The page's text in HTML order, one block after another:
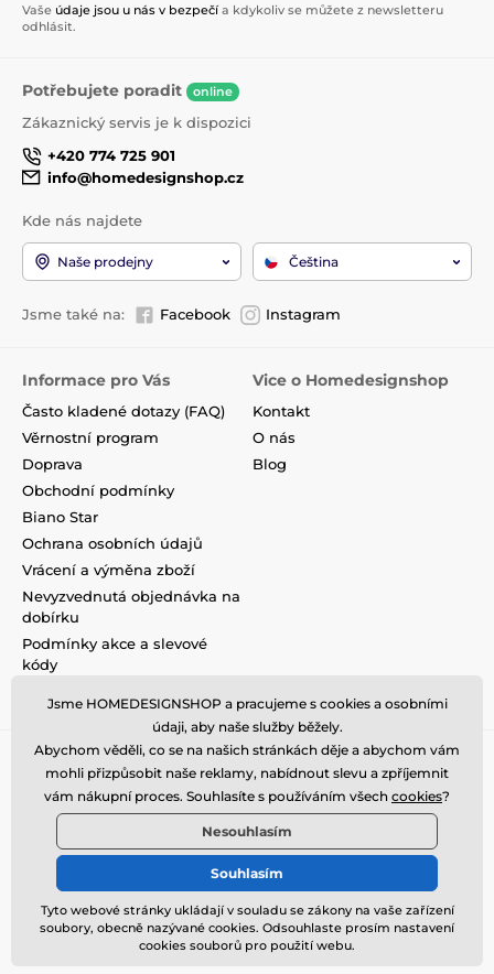
Vaše údaje jsou u nás v bezpečí a kdykoliv se můžete z newsletteru
odhlásit.
Potřebujete poradit online
Zákaznický servis je k dispozici
+420 774 725 901
info@homedesignshop.cz
Kde nás najdete
Naše prodejny Čeština
Jsme také na: Facebook Instagram
Informace pro Vás
Často kladené dotazy (FAQ)
Věrnostní program
Doprava
Obchodní podmínky
Biano Star
Ochrana osobních údajů
Vrácení a výměna zboží
Nevyzvednutá objednávka na
dobírku
Podmínky akce a slevové
kódy
Vice o Homedesignshop
Kontakt
O nás
Blog
© 2026 www.homedesignshop.cz ⦁ E-shop vytvořilaSIMPLIA.cz
Jsme HOMEDESIGNSHOP a pracujeme s cookies a osobními
údaji, aby naše služby běžely.
Abychom věděli, co se na našich stránkách děje a abychom vám
mohli přizpůsobit naše reklamy, nabídnout slevu a zpříjemnit
vám nákupní proces. Souhlasíte s používáním všech cookies?
Nesouhlasím
Souhlasím
Tyto webové stránky ukládají v souladu se zákony na vaše zařízení
soubory, obecně nazývané cookies. Odsouhlaste prosím nastavení
cookies souborů pro použití webu.